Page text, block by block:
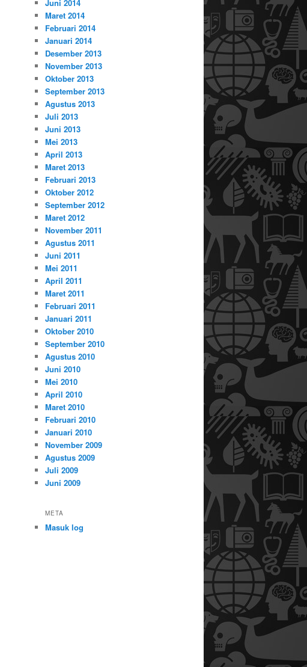
Juni 2014
Maret 2014
Februari 2014
Januari 2014
Desember 2013
November 2013
Oktober 2013
September 2013
Agustus 2013
Juli 2013
Juni 2013
Mei 2013
April 2013
Maret 2013
Februari 2013
Oktober 2012
September 2012
Maret 2012
November 2011
Agustus 2011
Juni 2011
Mei 2011
April 2011
Maret 2011
Februari 2011
Januari 2011
Oktober 2010
September 2010
Agustus 2010
Juni 2010
Mei 2010
April 2010
Maret 2010
Februari 2010
Januari 2010
November 2009
Agustus 2009
Juli 2009
Juni 2009
META
Masuk log